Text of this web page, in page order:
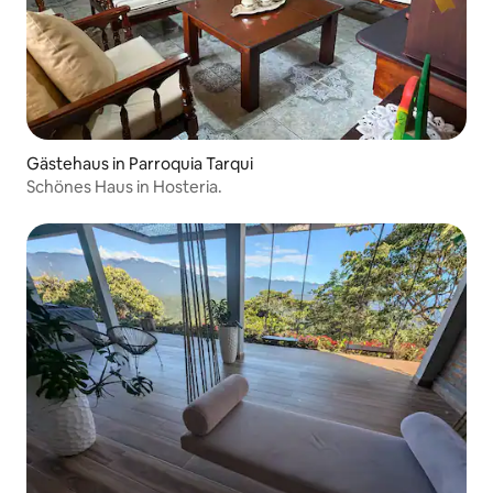
Gästehaus in Parroquia Tarqui
Schönes Haus in Hosteria.